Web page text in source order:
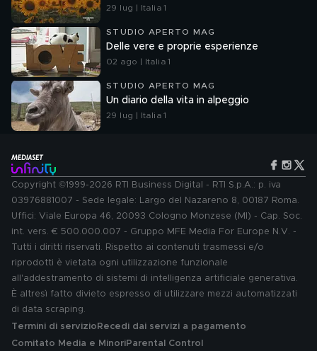
29 lug | Italia 1
STUDIO APERTO MAG
Delle vere e proprie esperienze
02 ago | Italia 1
STUDIO APERTO MAG
Un diario della vita in alpeggio
29 lug | Italia 1
Copyright ©1999-2026 RTI Business Digital - RTI S.p.A.: p. iva
03976881007 - Sede legale: Largo del Nazareno 8, 00187 Roma.
Uffici: Viale Europa 46, 20093 Cologno Monzese (MI) - Cap. Soc.
int. vers. € 500.000.007 - Gruppo MFE Media For Europe N.V. -
Tutti i diritti riservati. Rispetto ai contenuti trasmessi e/o
riprodotti è vietata ogni utilizzazione funzionale
all'addestramento di sistemi di intelligenza artificiale generativa.
È altresì fatto divieto espresso di utilizzare mezzi automatizzati
di data scraping.
Termini di servizio Recedi dai servizi a pagamento
Comitato Media e MinoriParental Control